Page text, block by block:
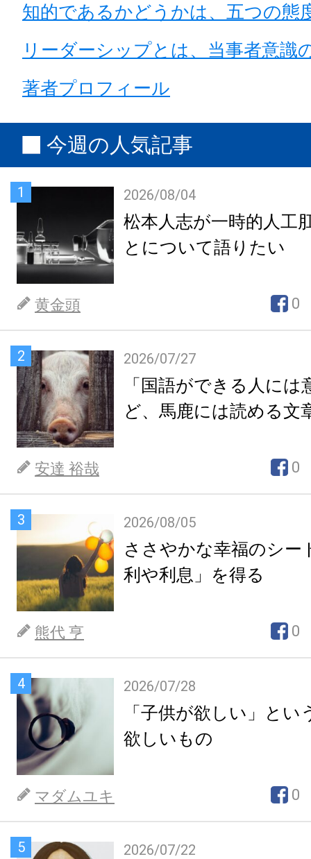
知的であるかどうかは、五つの態
リーダーシップとは、当事者意識
著者プロフィール
今週の人気記事
1 2026/08/04
松本人志が一時的人工
とについて語りたい
黄金頭 0
2 2026/07/27
「国語ができる人には
ど、馬鹿には読める文
安達 裕哉 0
3 2026/08/05
ささやかな幸福のシー
利や利息」を得る
熊代 亨 0
4 2026/07/28
「子供が欲しい」とい
欲しいもの
マダムユキ 0
5 2026/07/22